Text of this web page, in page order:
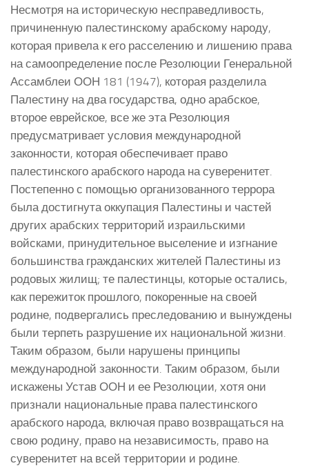
Несмотря на историческую несправедливость,
причиненную палестинскому арабскому народу,
которая привела к его расселению и лишению права
на самоопределение после Резолюции Генеральной
Ассамблеи ООН 181 (1947), которая разделила
Палестину на два государства, одно арабское,
второе еврейское, все же эта Резолюция
предусматривает условия международной
законности, которая обеспечивает право
палестинского арабского народа на суверенитет.
Постепенно с помощью организованного террора
была достигнута оккупация Палестины и частей
других арабских территорий израильскими
войсками, принудительное выселение и изгнание
большинства гражданских жителей Палестины из
родовых жилищ; те палестинцы, которые остались,
как пережиток прошлого, покоренные на своей
родине, подвергались преследованию и вынуждены
были терпеть разрушение их национальной жизни.
Таким образом, были нарушены принципы
международной законности. Таким образом, были
искажены Устав ООН и ее Резолюции, хотя они
признали национальные права палестинского
арабского народа, включая право возвращаться на
свою родину, право на независимость, право на
суверенитет на всей территории и родине.